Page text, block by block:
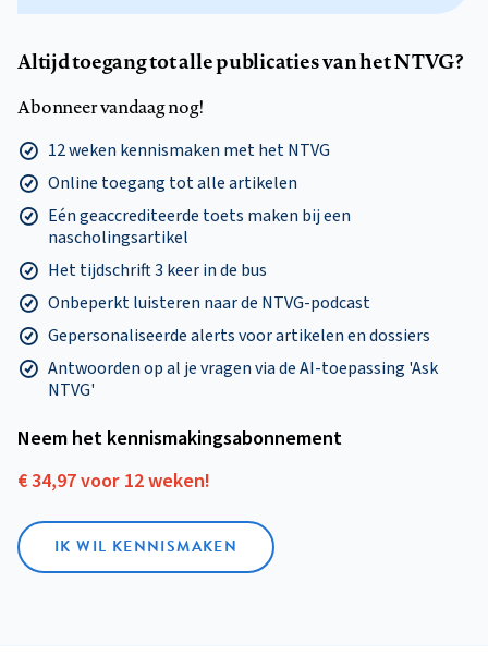
Altijd toegang tot alle publicaties van het NTVG?
Abonneer vandaag nog!
12 weken kennismaken met het NTVG
Online toegang tot alle artikelen
Eén geaccrediteerde toets maken bij een
nascholingsartikel
Het tijdschrift 3 keer in de bus
Onbeperkt luisteren naar de NTVG-podcast
Gepersonaliseerde alerts voor artikelen en dossiers
Antwoorden op al je vragen via de AI-toepassing 'Ask
NTVG'
Neem het kennismakings­abonnement
€ 34,97 voor 12 weken!
IK WIL KENNISMAKEN